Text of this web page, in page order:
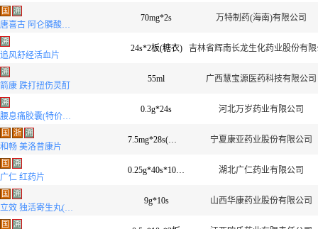
国 溯
唐喜古 阿仑膦酸钠片
70mg*2s 万特制药(海南)有限公司
溯
追风舒经活血片
24s*2板(糖衣) 吉林省辉南长龙生化药业股份有限
溯
箭康 跌打扭伤灵酊
55ml 广西慧宝源医药科技有限公司
溯
腰息痛胶囊(特价品种)
0.3g*24s 河北万岁药业有限公司
国 浙 溯
和畅 美洛昔康片
7.5mg*28s(素片) 宁夏康亚药业股份有限公司
国 溯
广仁 红药片
0.25g*40s*10袋(糖衣) 湖北广仁药业有限公司
国 溯
立效 独活寄生丸(大蜜丸)
9g*10s 山西华康药业股份有限公司
国 溯